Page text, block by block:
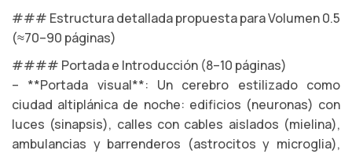
### Estructura detallada propuesta para Volumen 0.5
(≈70–90 páginas)
#### Portada e Introducción (8–10 páginas)
– **Portada visual**: Un cerebro estilizado como
ciudad altiplánica de noche: edificios (neuronas) con
luces (sinapsis), calles con cables aislados (mielina),
ambulancias y barrenderos (astrocitos y microglia),